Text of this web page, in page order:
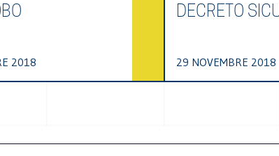
2018
DECRETO
29 NOVEMBRE 2018